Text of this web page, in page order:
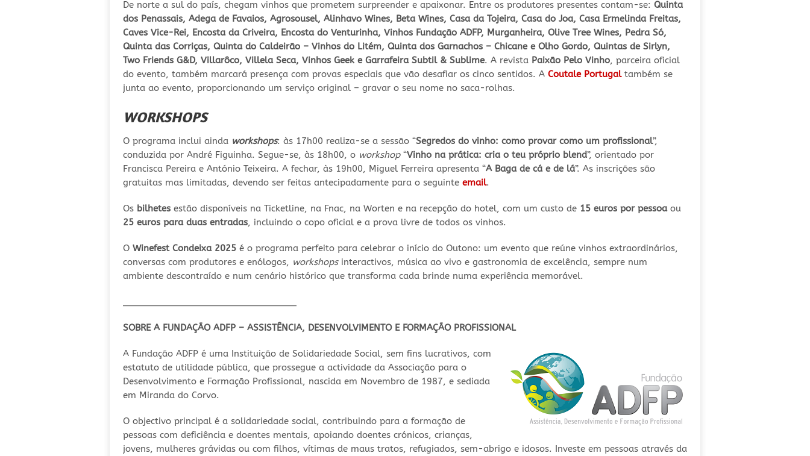
De norte a sul do país, chegam vinhos que prometem surpreender e apaixonar. Entre os produtores presentes contam-se: Quinta
dos Penassais, Adega de Favaios, Agrosousel, Alinhavo Wines, Beta Wines, Casa da Tojeira, Casa do Joa, Casa Ermelinda Freitas,
Caves Vice-Rei, Encosta da Criveira, Encosta do Venturinha, Vinhos Fundação ADFP, Murganheira, Olive Tree Wines, Pedra Só,
Quinta das Corriças, Quinta do Caldeirão – Vinhos do Litém, Quinta dos Garnachos – Chicane e Olho Gordo, Quintas de Sirlyn,
Two Friends G&D, Villarôco, Villela Seca, Vinhos Geek e Garrafeira Subtil & Sublime. A revista Paixão Pelo Vinho, parceira oficial
do evento, também marcará presença com provas especiais que vão desafiar os cinco sentidos. A Coutale Portugaltambém se
junta ao evento, proporcionando um serviço original – gravar o seu nome no saca-rolhas.
WORKSHOPS
O programa inclui ainda workshops: às 17h00 realiza-se a sessão “Segredos do vinho: como provar como um profissional”,
conduzida por André Figuinha. Segue-se, às 18h00, o workshop“Vinho na prática: cria o teu próprio blend”, orientado por
Francisca Pereira e António Teixeira. A fechar, às 19h00, Miguel Ferreira apresenta “A Baga de cá e de lá”. As inscrições são
gratuitas mas limitadas, devendo ser feitas antecipadamente para o seguinte email.
Os bilhetes estão disponíveis na Ticketline, na Fnac, na Worten e na recepção do hotel, com um custo de 15 euros por pessoa ou
25 euros para duas entradas, incluindo o copo oficial e a prova livre de todos os vinhos.
O Winefest Condeixa 2025é o programa perfeito para celebrar o início do Outono: um evento que reúne vinhos extraordinários,
conversas com produtores e enólogos, workshopsinteractivos, música ao vivo e gastronomia de excelência, sempre num
ambiente descontraído e num cenário histórico que transforma cada brinde numa experiência memorável.
SOBRE A FUNDAÇÃO ADFP – ASSISTÊNCIA, DESENVOLVIMENTO E FORMAÇÃO PROFISSIONAL
A Fundação ADFP é uma Instituição de Solidariedade Social, sem fins lucrativos, com
estatuto de utilidade pública, que prossegue a actividade da Associação para o
Desenvolvimento e Formação Profissional, nascida em Novembro de 1987, e sediada
em Miranda do Corvo.
O objectivo principal é a solidariedade social, contribuindo para a formação de
pessoas com deficiência e doentes mentais, apoiando doentes crónicos, crianças,
jovens, mulheres grávidas ou com filhos, vítimas de maus tratos, refugiados, sem-abrigo e idosos. Investe em pessoas através da